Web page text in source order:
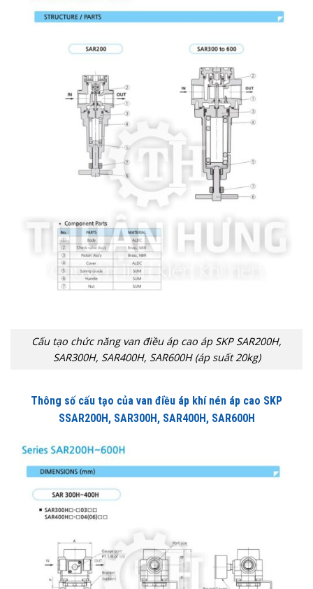
Cấu tạo chức năng van điều áp cao áp SKP SAR200H,
SAR300H, SAR400H, SAR600H (áp suất 20kg)
Thông số cấu tạo của van điều áp khí nén áp cao SKP
SSAR200H, SAR300H, SAR400H, SAR600H